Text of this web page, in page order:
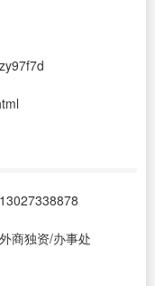
zy97f7d
13027338878
外商独资/办事处